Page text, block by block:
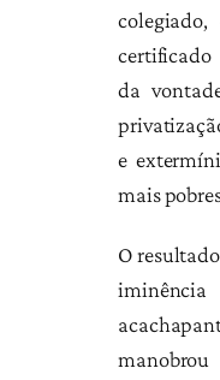
certificado
da
e
mais
O